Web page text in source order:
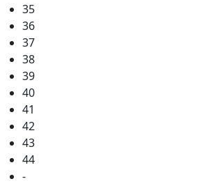
35
36
37
38
39
40
41
42
43
44
-